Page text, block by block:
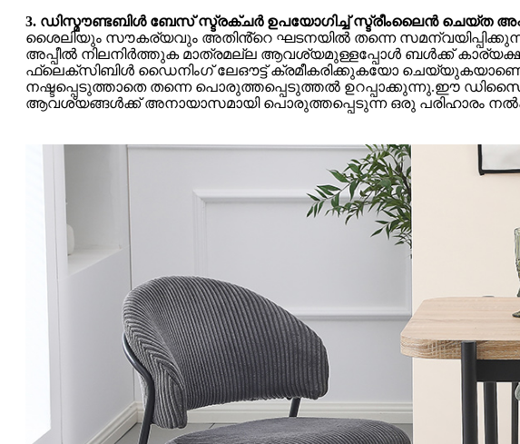
3. ഡിസ്മൗണ്ടബിൾ ബേസ് സ്ട്രക്ചർ ഉപയോഗിച്ച് സ്ട്രീംലൈൻ ചെയ്ത
ശൈലിയും സൗകര്യവും അതിൻ്റെ ഘടനയിൽ തന്നെ
അപ്പീൽ നിലനിർത്തുക മാത്രമല്ല ആവശ്യമുള്ളപ്പോൾ ബൾക്ക്
ഫ്ലെക്സിബിൾ ഡൈനിംഗ് ലേഔട്ട് ക്രമീകരിക്കുകയോ
നഷ്ടപ്പെടുത്താതെ തന്നെ പൊരുത്തപ്പെടുത്തൽ ഉറപ്പാക്കുന്നു.ഈ
ആവശ്യങ്ങൾക്ക് അനായാസമായി പൊരുത്തപ്പെടുന്ന ഒരു പരിഹാരം